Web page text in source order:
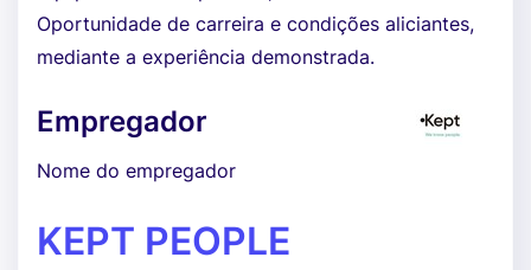
Oportunidade de carreira e condições aliciantes,
mediante a experiência demonstrada.
Empregador
Nome do empregador
KEPT PEOPLE